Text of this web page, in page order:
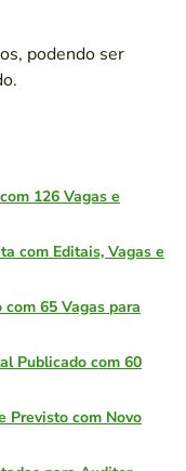
podendo ser
126 Vagas e
com Editais, Vagas e
65 Vagas para
Publicado com 60
Previsto com Novo